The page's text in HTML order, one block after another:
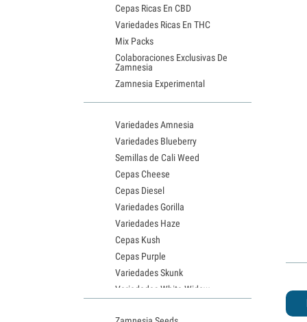
Cepas Ricas En CBD
Variedades Ricas En THC
Mix Packs
Colaboraciones Exclusivas De
Zamnesia
Zamnesia Experimental
Variedades Amnesia
Variedades Blueberry
Semillas de Cali Weed
Cepas Cheese
Cepas Diesel
Variedades Gorilla
Variedades Haze
Cepas Kush
Cepas Purple
Variedades Skunk
Variedades White Widow